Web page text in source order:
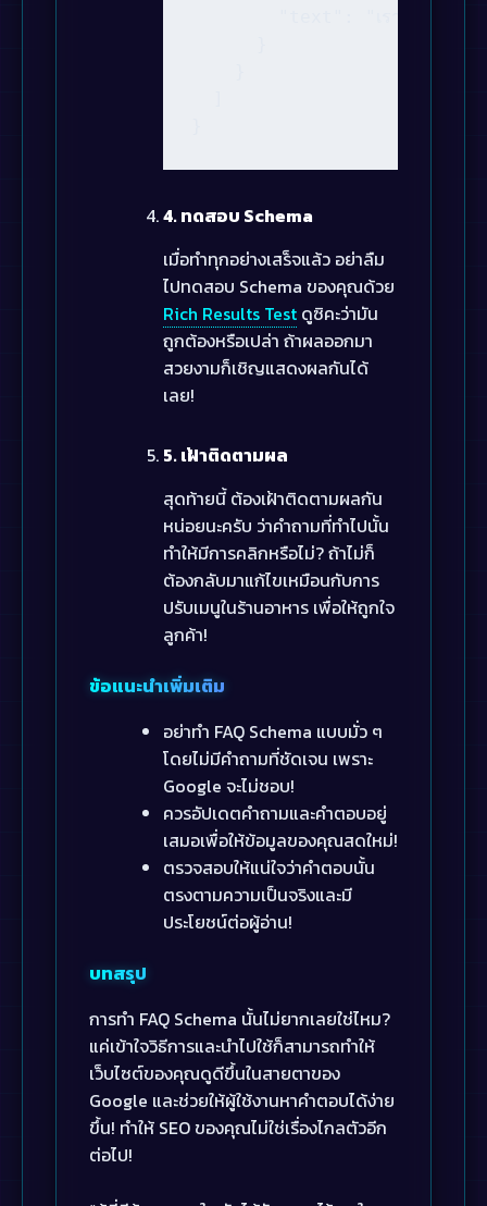
4. ทดสอบ Schema
เมื่อทำทุกอย่างเสร็จแล้ว อย่าลืม
ไปทดสอบ Schema ของคุณด้วย
Rich Results Test ดูซิคะว่ามัน
ถูกต้องหรือเปล่า ถ้าผลออกมา
สวยงามก็เชิญแสดงผลกันได้
เลย!
5. เฝ้าติดตามผล
สุดท้ายนี้ ต้องเฝ้าติดตามผลกัน
หน่อยนะครับ ว่าคำถามที่ทำไปนั้น
ทำให้มีการคลิกหรือไม่? ถ้าไม่ก็
ต้องกลับมาแก้ไขเหมือนกับการ
ปรับเมนูในร้านอาหาร เพื่อให้ถูกใจ
ลูกค้า!
ข้อแนะนำเพิ่มเติม
อย่าทำ FAQ Schema แบบมั่ว ๆ
โดยไม่มีคำถามที่ชัดเจน เพราะ
Google จะไม่ชอบ!
ควรอัปเดตคำถามและคำตอบอยู่
เสมอเพื่อให้ข้อมูลของคุณสดใหม่!
ตรวจสอบให้แน่ใจว่าคำตอบนั้น
ตรงตามความเป็นจริงและมี
ประโยชน์ต่อผู้อ่าน!
บทสรุป
การทำ FAQ Schema นั้นไม่ยากเลยใช่ไหม?
แค่เข้าใจวิธีการและนำไปใช้ก็สามารถทำให้
เว็บไซต์ของคุณดูดีขึ้นในสายตาของ
Google และช่วยให้ผู้ใช้งานหาคำตอบได้ง่าย
ขึ้น! ทำให้ SEO ของคุณไม่ใช่เรื่องไกลตัวอีก
ต่อไป!